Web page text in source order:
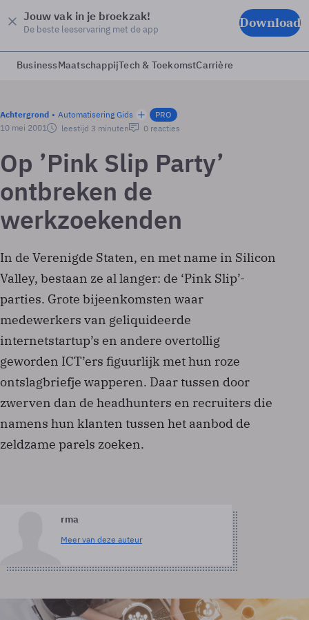
Jouw vak in je broekzak!
De beste leeservaring met de app Download
BusinessMaatschappijTech & ToekomstCarrière
Achtergrond Automatisering Gids
PRO
10 mei 2001
leestijd 3 minuten 0 reacties
Op ’Pink Slip Party’
ontbreken de
werkzoekenden
In de Verenigde Staten, en met name in Silicon
Valley, bestaan ze al langer: de ‘Pink Slip’-
parties. Grote bijeenkomsten waar
medewerkers van geliquideerde
internetstartup’s en andere overtollig
geworden ICT’ers figuurlijk met hun roze
ontslagbriefje wapperen. Daar tussen door
zwerven dan de headhunters en recruiters die
namens hun klanten tussen het aanbod de
zeldzame parels zoeken.
rma
Meer van deze auteur